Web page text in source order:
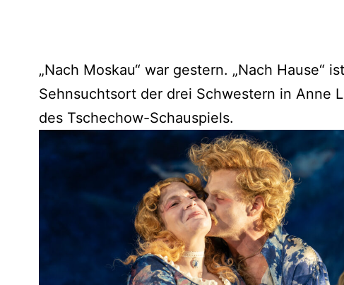
„Nach Moskau“ war gestern. „Nach Hause“
Sehnsuchtsort der drei Schwestern in Anne
des Tschechow-Schauspiels.